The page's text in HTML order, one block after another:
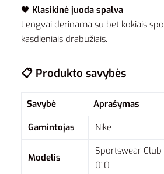
🖤 Klasikinė juoda spalva
Lengvai derinama su bet kokiais
kasdieniais drabužiais.
📋 Produkto savybės
Savybė
Aprašymas
Gamintojas
Nike
Modelis
Sportswear
010